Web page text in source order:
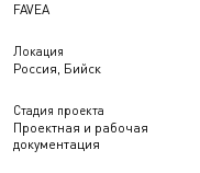
FAVEA
Локация
Россия, Бийск
Стадия проекта
Проектная и рабочая
документация